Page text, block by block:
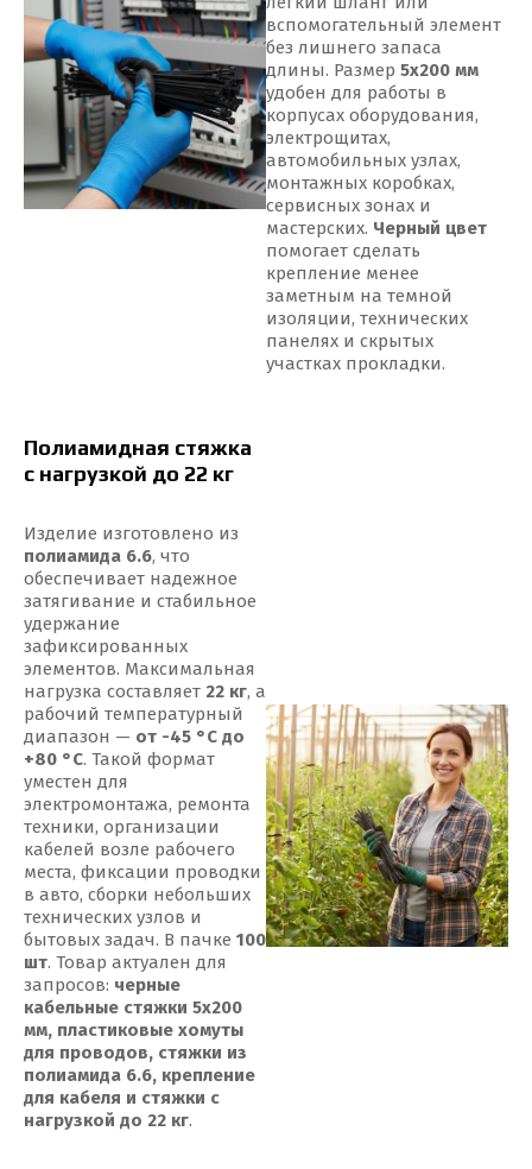
вспомогательный элемент
без лишнего запаса
длины. Размер 5x200 мм
удобен для работы в
корпусах оборудования,
электрощитах,
автомобильных узлах,
монтажных коробках,
сервисных зонах и
мастерских. Черный цвет
помогает сделать
крепление менее
заметным на темной
изоляции, технических
панелях и скрытых
участках прокладки.
Полиамидная стяжка
с нагрузкой до 22 кг
Изделие изготовлено из
полиамида 6.6, что
обеспечивает надежное
затягивание и стабильное
удержание
зафиксированных
элементов. Максимальная
нагрузка составляет 22 кг, а
рабочий температурный
диапазон — от -45 °С до
+80 °С. Такой формат
уместен для
электромонтажа, ремонта
техники, организации
кабелей возле рабочего
места, фиксации проводки
в авто, сборки небольших
технических узлов и
бытовых задач. В пачке 100
шт. Товар актуален для
запросов: черные
кабельные стяжки 5x200
мм, пластиковые хомуты
для проводов, стяжки из
полиамида 6.6, крепление
для кабеля и стяжки с
нагрузкой до 22 кг.